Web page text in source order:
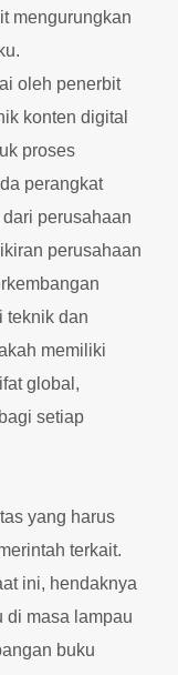
mengurungkan
oleh penerbit
konten digital
proses
perangkat
perusahaan
perusahaan
teknik dan
memiliki
global,
setiap
yang harus
terkait.
ini, hendaknya
di masa lampau
buku